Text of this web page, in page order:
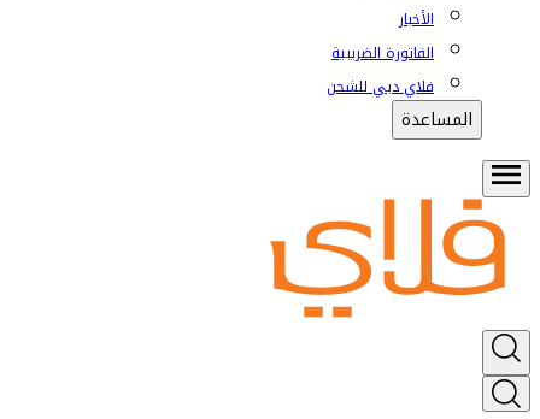
الأخبار
الفاتورة الضريبية
فلاي دبي للشحن
المساعدة